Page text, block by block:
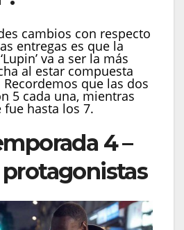
cambios con respecto
entregas es que la
va a ser la más
al estar compuesta
Recordemos que las dos
5 cada una, mientras
fue hasta los 7.
4 –